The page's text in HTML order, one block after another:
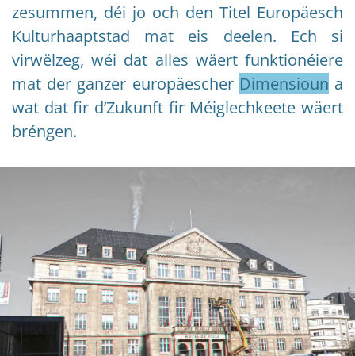
zesummen, déi jo och den Titel Europäesch
Kulturhaaptstad mat eis deelen. Ech si
virwëlzeg, wéi dat alles wäert funktionéiere
mat der ganzer europäescher Dimensioun a
wat dat fir d’Zukunft fir Méiglechkeete wäert
bréngen.